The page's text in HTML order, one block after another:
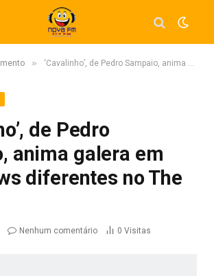
» ‘Cavalinho’, de Pedro Sampaio, anima galera em três shows diferentes no The Town
de Pedro
anima galera em
diferentes no The
Nenhum comentário 0 Visitas